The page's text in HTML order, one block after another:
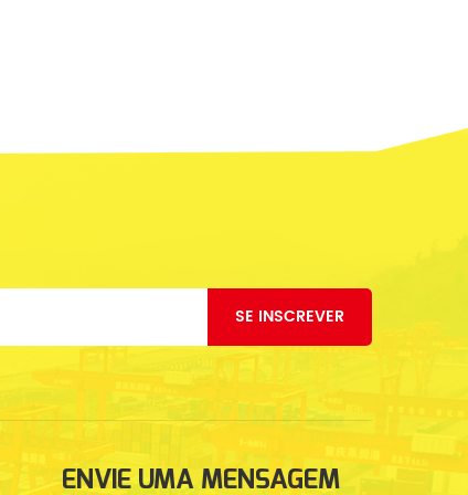
SE INSCREVER
ENVIE UMA MENSAGEM